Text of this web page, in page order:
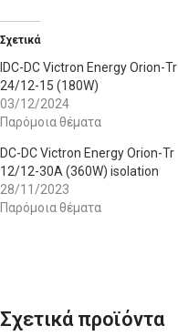
Σχετικά
IDC-DC Victron Energy Orion-Tr
24/12-15 (180W)
03/12/2024
Παρόμοια θέματα
DC-DC Victron Energy Orion-Tr
12/12-30A (360W) isolation
28/11/2023
Παρόμοια θέματα
Σχετικά προϊόντα